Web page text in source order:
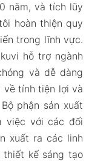
năm, và tích lũy
hoàn thiện quy
trong lĩnh vực.
hỗ trợ ngành
và dễ dàng
về tính tiện lợi và
phận sản xuất
việc với các đối
xuất ra các linh
kế sáng tạo